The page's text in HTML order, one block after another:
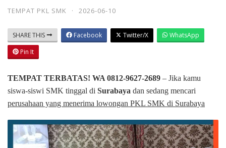
TEMPAT PKL SMK · 2026-06-10
SHARE THIS Facebook Twitter/X
WhatsApp
Pin It
TEMPAT TERBATAS! WA 0812-9627-2689 – Jika kamu
siswa-siswi SMK tinggal di Surabaya dan sedang mencari
perusahaan yang menerima lowongan PKL SMK di Surabaya